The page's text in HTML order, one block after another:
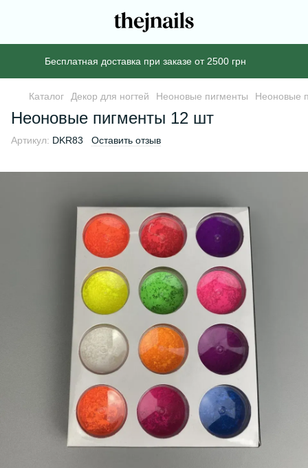
Бесплатная доставка при заказе от 2500 грн
Каталог Декор для ногтей Неоновые пигменты Неоновые
Неоновые пигменты 12 шт
Артикул: DKR83 Оставить отзыв